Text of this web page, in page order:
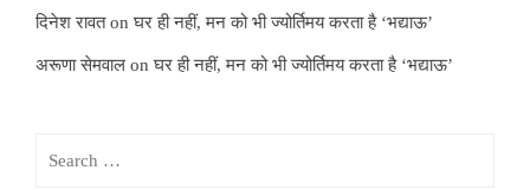
दिनेश रावतonघर ही नहीं, मन को भी ज्योर्तिमय करता है ‘भद्याऊ’
अरूणा सेमवाल onघर ही नहीं, मन को भी ज्योर्तिमय करता है ‘भद्याऊ’